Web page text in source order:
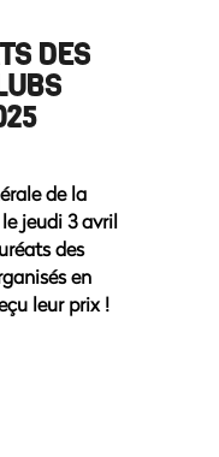
DES
de la
jeudi 3 avril
des
en
leur prix !